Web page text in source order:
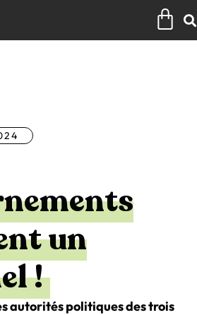
un
!
autorités politiques des trois